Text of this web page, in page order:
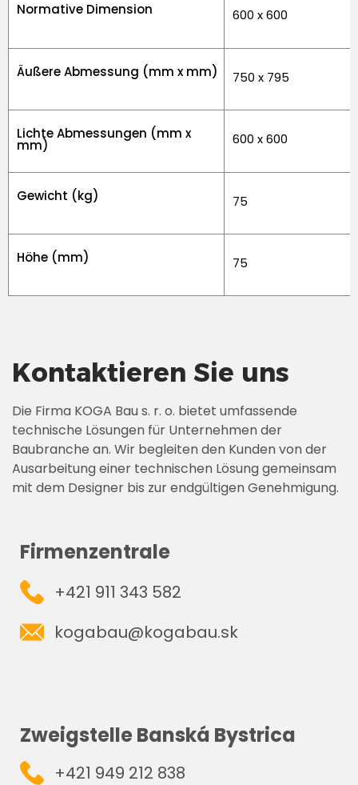
Normative Dimension 600 x 600
Äußere Abmessung (mm x mm) 750 x 795
Lichte Abmessungen (mm x
mm) 600 x 600
Gewicht (kg) 75
Höhe (mm) 75
Kontaktieren Sie uns
Die Firma KOGA Bau s. r. o. bietet umfassende
technische Lösungen für Unternehmen der
Baubranche an. Wir begleiten den Kunden von der
Ausarbeitung einer technischen Lösung gemeinsam
mit dem Designer bis zur endgültigen Genehmigung.
Firmenzentrale
+421 911 343 582
kogabau@kogabau.sk
Zweigstelle Banská Bystrica
+421 949 212 838